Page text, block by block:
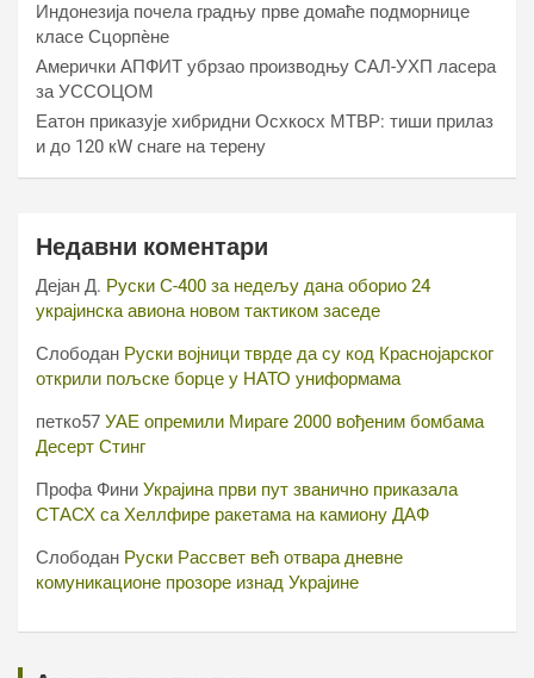
Индонезија почела градњу прве домаће подморнице
класе Сцорпèне
Амерички АПФИТ убрзао производњу САЛ-УХП ласера
за УССОЦОМ
Еатон приказује хибридни Осхкосх МТВР: тиши прилаз
и до 120 кW снаге на терену
Недавни коментари
Дејан Д. Руски С-400 за недељу дана оборио 24
украјинска авиона новом тактиком заседе
Слободан Руски војници тврде да су код Краснојарског
открили пољске борце у НАТО униформама
петко57 УАЕ опремили Мираге 2000 вођеним бомбама
Десерт Стинг
Профа Фини Украјина први пут званично приказала
СТАСХ са Хеллфире ракетама на камиону ДАФ
Слободан Руски Рассвет већ отвара дневне
комуникационе прозоре изнад Украјине